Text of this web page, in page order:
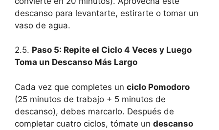
descanso para levantarte, estirarte o tomar un
vaso de agua.
2.5. Paso 5: Repite el Ciclo 4 Veces y Luego
Toma un Descanso Más Largo
Cada vez que completes un ciclo Pomodoro
(25 minutos de trabajo + 5 minutos de
descanso), debes marcarlo. Después de
completar cuatro ciclos, tómate un descanso